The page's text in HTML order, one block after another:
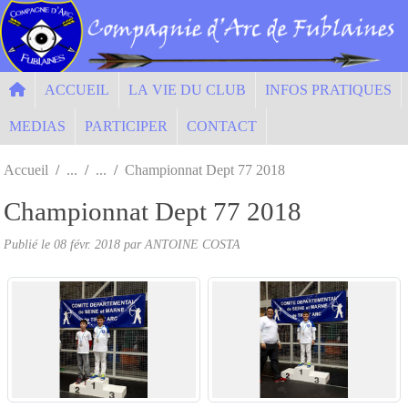
ACCUEIL LA VIE DU CLUB INFOS PRATIQUES
MEDIAS PARTICIPER CONTACT
Accueil Championnat Dept 77 2018
Championnat Dept 77 2018
Publié le 08 févr. 2018 par ANTOINE COSTA
Panneau de gestion des cookies